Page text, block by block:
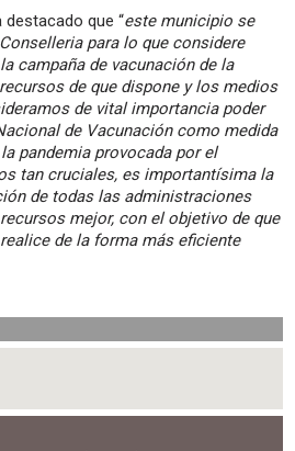
destacado que “este municipio se
para lo que considere
campaña de vacunación de la
de que dispone y los medios
de vital importancia poder
de Vacunación como medida
pandemia provocada por el
tan cruciales, es importantísima la
de todas las administraciones
mejor, con el objetivo de que
de la forma más eficiente